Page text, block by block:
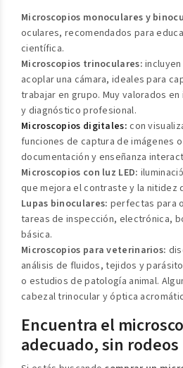
Microscopios monoculares y
oculares, recomendados para
científica.
Microscopios trinoculares:
acoplar una cámara, ideales para
trabajar en grupo. Muy valorados
y diagnóstico profesional.
Microscopios digitales: con
funciones de captura de imágenes
documentación y enseñanza
Microscopios con luz LED:
que mejora el contraste y la nitidez
Lupas binoculares: perfectas para
tareas de inspección, electrónica,
básica.
Microscopios para veterinarios:
análisis de fluidos, tejidos y
o estudios de patología animal.
cabezal trinocular y óptica
Encuentra el
adecuado, sin rodeos